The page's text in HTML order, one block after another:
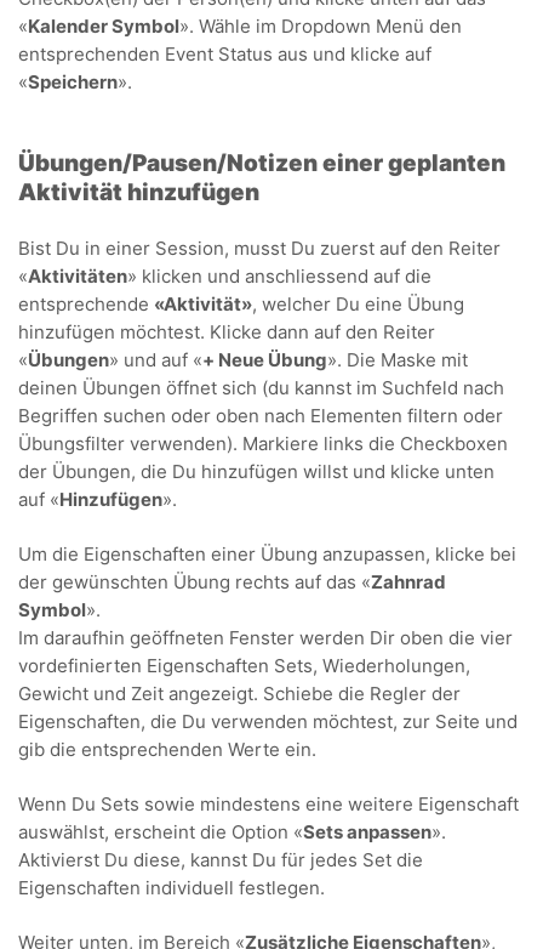
«Kalender Symbol». Wähle im Dropdown Menü den
entsprechenden Event Status aus und klicke auf
«Speichern».
Übungen/Pausen/Notizen einer geplanten
Aktivität hinzufügen
Bist Du in einer Session, musst Du zuerst auf den Reiter
«Aktivitäten» klicken und anschliessend auf die
entsprechende «Aktivität», welcher Du eine Übung
hinzufügen möchtest. Klicke dann auf den Reiter
«Übungen» und auf «+ Neue Übung». Die Maske mit
deinen Übungen öffnet sich (du kannst im Suchfeld nach
Begriffen suchen oder oben nach Elementen filtern oder
Übungsfilter verwenden). Markiere links die Checkboxen
der Übungen, die Du hinzufügen willst und klicke unten
auf «Hinzufügen».
Um die Eigenschaften einer Übung anzupassen, klicke bei
der gewünschten Übung rechts auf das «Zahnrad
Symbol».
Im daraufhin geöffneten Fenster werden Dir oben die vier
vordefinierten Eigenschaften Sets, Wiederholungen,
Gewicht und Zeit angezeigt. Schiebe die Regler der
Eigenschaften, die Du verwenden möchtest, zur Seite und
gib die entsprechenden Werte ein.
Wenn Du Sets sowie mindestens eine weitere Eigenschaft
auswählst, erscheint die Option «Sets anpassen».
Aktivierst Du diese, kannst Du für jedes Set die
Eigenschaften individuell festlegen.
Weiter unten, im Bereich «Zusätzliche Eigenschaften»,